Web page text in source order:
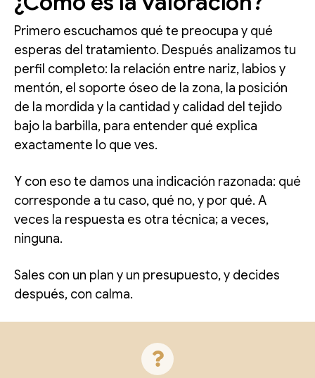
Primero escuchamos qué te preocupa y qué
esperas del tratamiento. Después analizamos tu
perfil completo: la relación entre nariz, labios y
mentón, el soporte óseo de la zona, la posición
de la mordida y la cantidad y calidad del tejido
bajo la barbilla, para entender qué explica
exactamente lo que ves.
Y con eso te damos una indicación razonada: qué
corresponde a tu caso, qué no, y por qué. A
veces la respuesta es otra técnica; a veces,
ninguna.
Sales con un plan y un presupuesto, y decides
después, con calma.